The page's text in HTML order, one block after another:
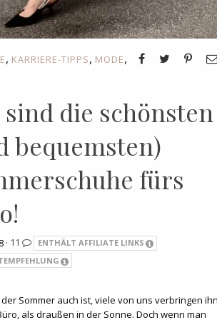
, KARRIERE-TIPPS, MODE,
sind die schönsten
bequemsten)
fürs
· 11
ENTHÄLT AFFILIATE LINKS
der Sommer auch ist, viele von uns verbringen
als draußen in der Sonne. Doch wenn man